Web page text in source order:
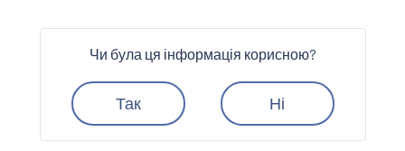
Чи була ця інформація корисною?
Так Ні